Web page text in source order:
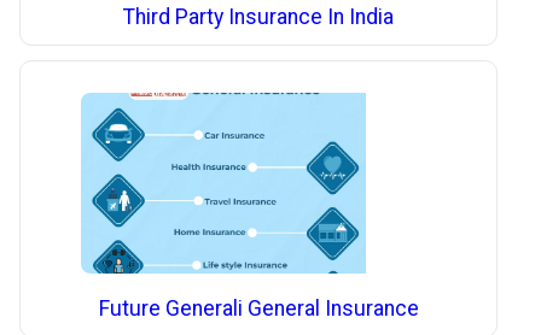
Third Party Insurance In India
Future Generali General Insurance